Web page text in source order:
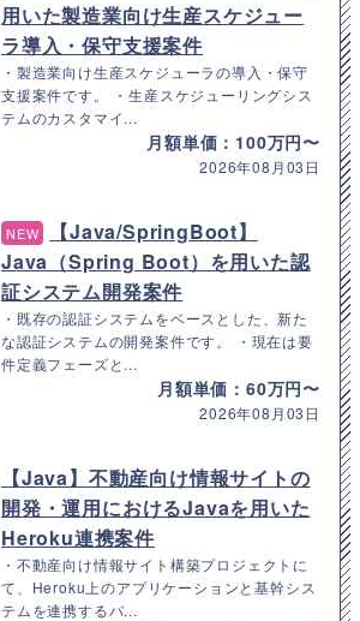
用いた製造業向け生産スケジュー
ラ導入・保守支援案件
・製造業向け生産スケジューラの導入・保守
支援案件です。 ・生産スケジューリングシス
テムのカスタマイ...
月額単価：100万円〜
2026年08月03日
NEW
【Java/SpringBoot】
Java（Spring Boot）を用いた認
証システム開発案件
・既存の認証システムをベースとした、新た
な認証システムの開発案件です。 ・現在は要
件定義フェーズと...
月額単価：60万円〜
2026年08月03日
【Java】不動産向け情報サイトの
開発・運用におけるJavaを用いた
Heroku連携案件
・不動産向け情報サイト構築プロジェクトに
て、Heroku上のアプリケーションと基幹シス
テムを連携するバ...